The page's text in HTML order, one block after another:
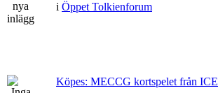
i Öppet Tolkienforum
Köpes: MECCG kortspelet från ICE